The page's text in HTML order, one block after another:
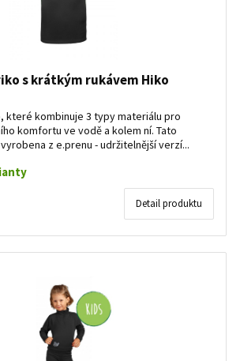
s krátkým rukávem Hiko
které kombinuje 3 typy materiálu pro
komfortu ve vodě a kolem ní. Tato
z e.prenu - udržitelnější verzí...
Detail produktu